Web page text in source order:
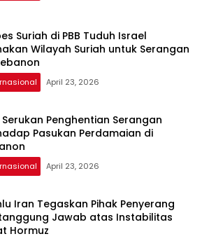
Suriah di PBB Tuduh Israel
Wilayah Suriah untuk Serangan
April 23, 2026
Serukan Penghentian Serangan
Pasukan Perdamaian di
April 23, 2026
Iran Tegaskan Pihak Penyerang
Jawab atas Instabilitas
Hormuz